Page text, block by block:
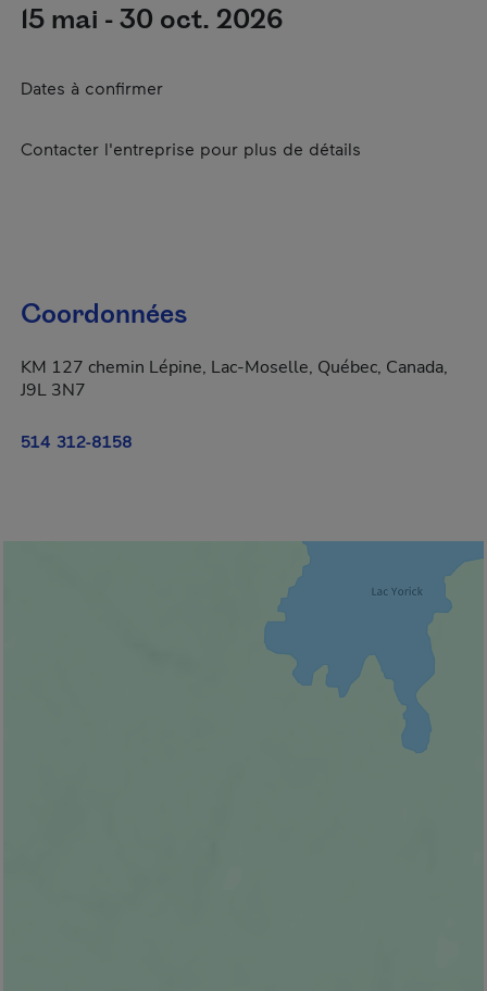
15 mai - 30 oct. 2026
Dates à confirmer
Contacter l'entreprise pour plus de détails
Coordonnées
KM 127 chemin Lépine, Lac-Moselle, Québec, Canada,
J9L 3N7
514 312-8158